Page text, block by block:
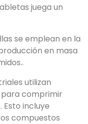
juega un
se emplean en la
en masa
utilizan
comprimir
incluye
compuestos